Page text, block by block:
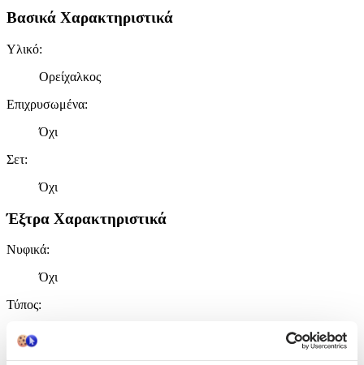
Βασικά Χαρακτηριστικά
Υλικό:
Ορείχαλκος
Επιχρυσωμένα:
Όχι
Σετ:
Όχι
Έξτρα Χαρακτηριστικά
Νυφικά:
Όχι
Τύπος:
Clip: